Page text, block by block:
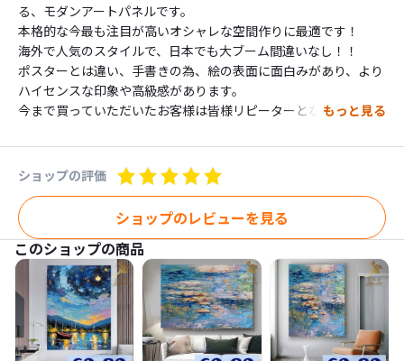
る、モダンアートパネルです。
本格的な今最も注目が高いオシャレな空間作りに最適です！
海外で人気のスタイルで、日本でも大ブーム間違いなし！！
ポスターとは違い、手書きの為、絵の表面に面白みがあり、より
ハイセンスな印象や高級感があります。
今まで買っていただいたお客様は皆様リピーターとなって、
満足していただけるとおもいます！
立体感あるインテリア空間を演出してください。
店や各種施設など様々な空間に飾って頂いています。
また新築祝いや、出産祝いや、開店祝いや、日ごろの感謝の気持
ちをこめてなど、ギフトとしても喜ばれています。
-----------------
【形　状】
キャンパス
【内　容】
もっと見る
ショップの評価
ショップのレビューを見る
このショップの商品